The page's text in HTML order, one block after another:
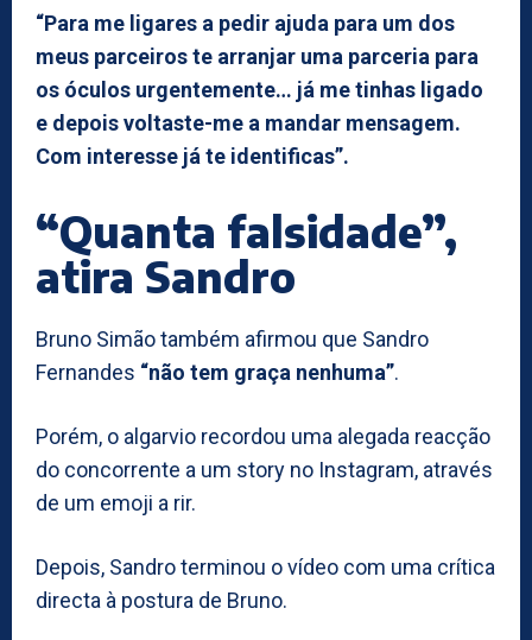
“Para me ligares a pedir ajuda para um dos
meus parceiros te arranjar uma parceria para
os óculos urgentemente… já me tinhas ligado
e depois voltaste-me a mandar mensagem.
Com interesse já te identificas”.
“Quanta falsidade”,
atira Sandro
Bruno Simão também afirmou que Sandro
Fernandes “não tem graça nenhuma”.
Porém, o algarvio recordou uma alegada reacção
do concorrente a um story no Instagram, através
de um emoji a rir.
Depois, Sandro terminou o vídeo com uma crítica
directa à postura de Bruno.